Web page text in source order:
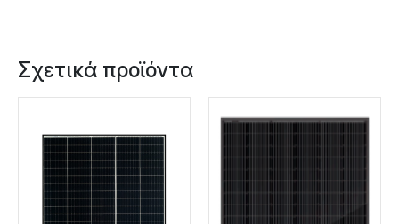
Σχετικά προϊόντα